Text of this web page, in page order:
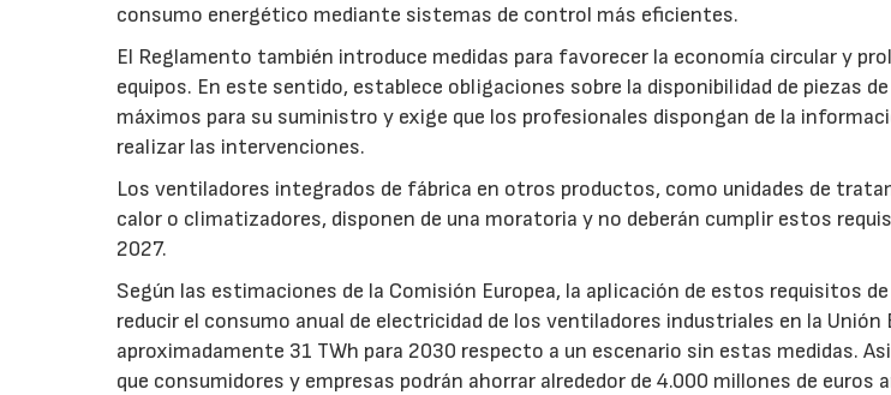
consumo energético mediante sistemas de control más eficientes.
El Reglamento también introduce medidas para favorecer la economía circular y
equipos. En este sentido, establece obligaciones sobre la disponibilidad de piezas
máximos para su suministro y exige que los profesionales dispongan de la
realizar las intervenciones.
Los ventiladores integrados de fábrica en otros productos, como unidades de
calor o climatizadores, disponen de una moratoria y no deberán cumplir estos
2027.
Según las estimaciones de la Comisión Europea, la aplicación de estos requisitos
reducir el consumo anual de electricidad de los ventiladores industriales en la Unión
aproximadamente 31 TWh para 2030 respecto a un escenario sin estas medidas.
que consumidores y empresas podrán ahorrar alrededor de 4.000 millones de euros